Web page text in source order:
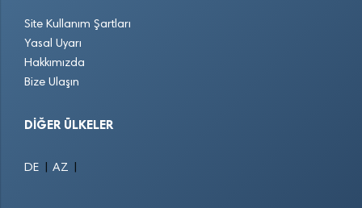
Site Kullanım Şartları
Yasal Uyarı
Hakkımızda
Bize Ulaşın
DIĞER ÜLKELER
DE AZ